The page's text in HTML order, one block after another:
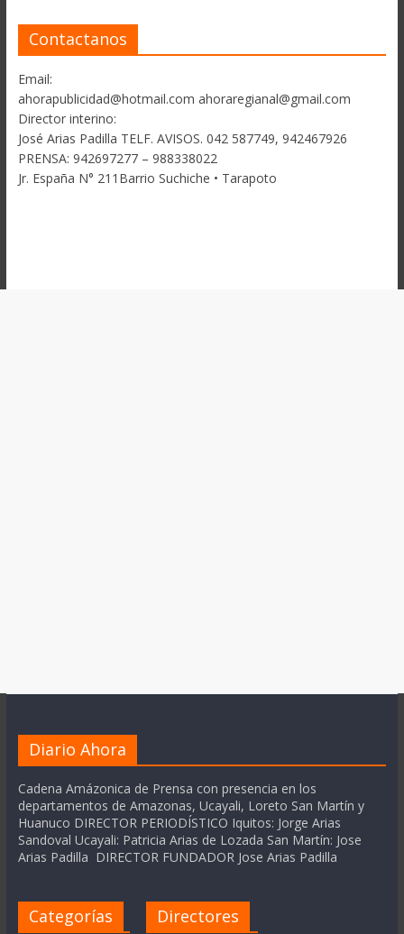
Contactanos
Email:
ahorapublicidad@hotmail.com ahoraregianal@gmail.com
Director interino:
José Arias Padilla TELF. AVISOS. 042 587749, 942467926
PRENSA: 942697277 – 988338022
Jr. España N° 211Barrio Suchiche • Tarapoto
Diario Ahora
Cadena Amázonica de Prensa con presencia en los
departamentos de Amazonas, Ucayali, Loreto San Martín y
Huanuco DIRECTOR PERIODÍSTICO Iquitos: Jorge Arias
Sandoval Ucayali: Patricia Arias de Lozada San Martín: Jose
Arias Padilla DIRECTOR FUNDADOR Jose Arias Padilla
Categorías Directores